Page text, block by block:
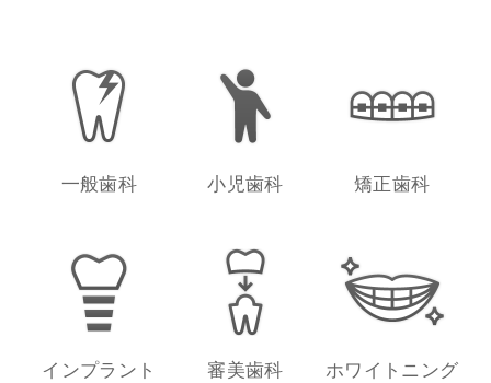
一般歯科 小児歯科 矯正歯科
インプラント 審美歯科 ホワイトニング